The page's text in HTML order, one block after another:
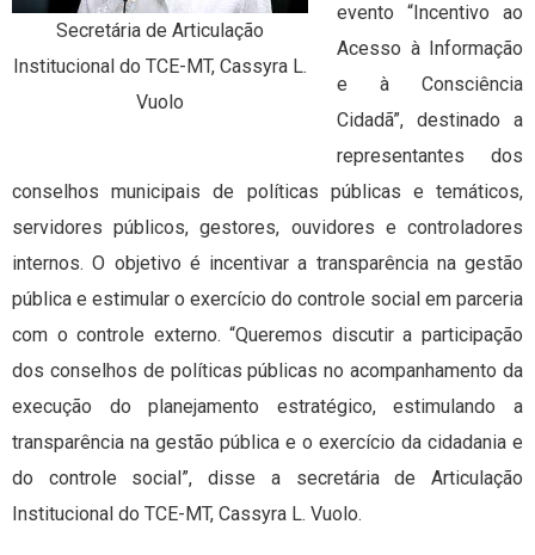
Secretária de Articulação
Institucional do TCE-MT, Cassyra L.
Vuolo
evento “Incentivo ao
Acesso à Informação
e à Consciência
Cidadã”, destinado a
representantes dos
conselhos municipais de políticas públicas e temáticos,
servidores públicos, gestores, ouvidores e controladores
internos. O objetivo é incentivar a transparência na gestão
pública e estimular o exercício do controle social em parceria
com o controle externo. “Queremos discutir a participação
dos conselhos de políticas públicas no acompanhamento da
execução do planejamento estratégico, estimulando a
transparência na gestão pública e o exercício da cidadania e
do controle social”, disse a secretária de Articulação
Institucional do TCE-MT, Cassyra L. Vuolo.